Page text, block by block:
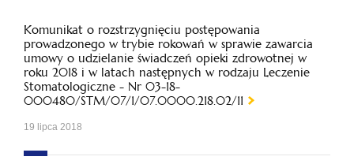
Komunikat o rozstrzygnięciu postępowania
prowadzonego w trybie rokowań w sprawie zawarcia
umowy o udzielanie świadczeń opieki zdrowotnej w
roku 2018 i w latach następnych w rodzaju Leczenie
Stomatologiczne - Nr 03-18-
000480/STM/07/1/07.0000.218.02/11
19 lipca 2018